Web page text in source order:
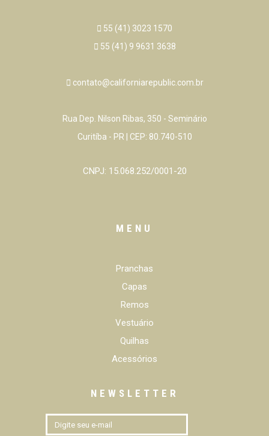
55 (41) 3023 1570
55 (41) 9 9631 3638
contato@californiarepublic.com.br
Rua Dep. Nilson Ribas, 350 - Seminário
Curitíba - PR | CEP: 80.740-510
CNPJ: 15.068.252/0001-20
MENU
Pranchas
Capas
Remos
Vestuário
Quilhas
Acessórios
NEWSLETTER